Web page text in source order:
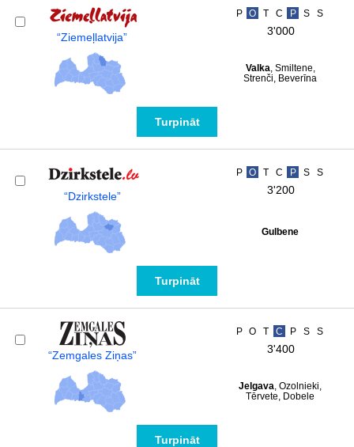
“Ziemeļlatvija”
P O T C P S S
3'000
Valka, Smiltene,
Strenči, Beverīna
Turpināt
“Dzirkstele”
P O T C P S S
3'200
Gulbene
Turpināt
“Zemgales Ziņas”
P O T C P S S
3'400
Jelgava, Ozolnieki,
Tērvete, Dobele
Turpināt